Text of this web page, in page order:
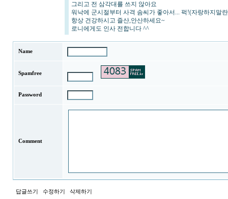
그리고 전 삼각대를 쓰지 않아요
워낙에 군시절부터 사격 솜씨가 좋아서... 퍽!(자랑하지말
항상 건강하시고 즐산,안산하세요~
로니에게도 인사 전합니다 ^^
Name
Spamfree
Password
Comment
답글쓰기 수정하기 삭제하기